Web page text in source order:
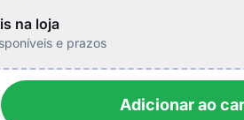
na loja
e prazos
Adicionar ao